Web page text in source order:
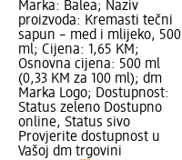
Marka: Balea; Naziv
proizvoda: Kremasti tečni
sapun – med i mlijeko, 500
ml; Cijena: 1,65 KM;
Osnovna cijena: 500 ml
(0,33 KM za 100 ml); dm
Marka Logo; Dostupnost:
Status zeleno Dostupno
online, Status sivo
Provjerite dostupnost u
Vašoj dm trgovini